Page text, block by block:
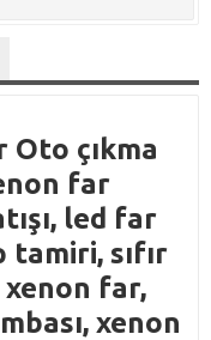
Oto çıkma
far
led far
sıfır
xenon far,
xenon